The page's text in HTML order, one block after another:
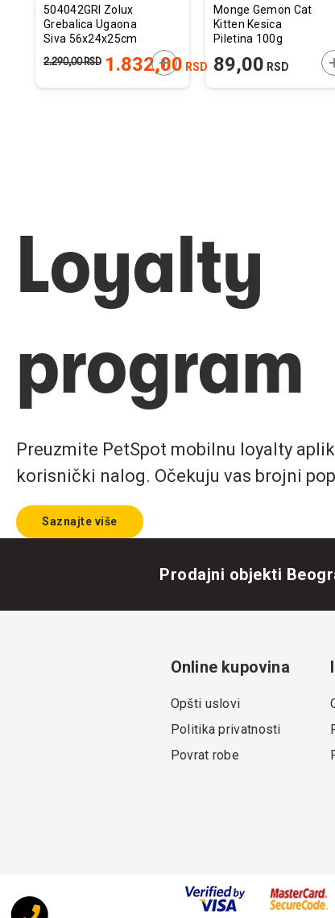
U KORPU
504042GRI Zolux
Grebalica Ugaona
Siva 56x24x25cm
1.832,00 RSD
2.290,00RSD DODAJTE U KORPU
Monge Gemon Cat
Kitten Kesica
Piletina 100g
89,00 RSD
Loyalty
program
Preuzmite PetSpot mobilnu loyalty
korisnički nalog. Očekuju vas brojni
Saznajte više
Prodajni objekti
Online kupovina
Opšti uslovi
Politika privatnosti
Povrat robe